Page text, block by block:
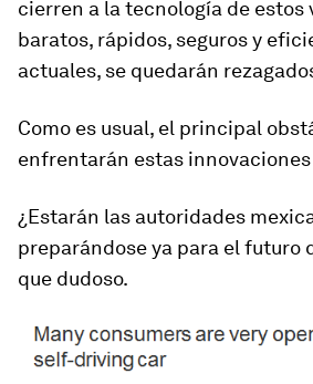
cierren a la tecnología de estos
baratos, rápidos, seguros y
actuales, se quedarán
Como es usual, el principal
enfrentarán estas
¿Estarán las autoridades
preparándose ya para el futuro
que dudoso.